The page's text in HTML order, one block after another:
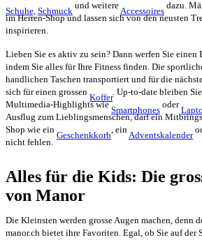
Schuhe, Schmuck
und weitere
Accessoires
dazu.
im Herren-Shop und lassen sich von den neusten
inspirieren.
Lieben Sie es aktiv zu sein? Dann werfen Sie
indem Sie alles für Ihre Fitness finden. Die
handlichen Taschen transportiert und für die
sich für einen grossen
Koffer
. Up-to-date bleiben
Multimedia-Highlights wie
Smartphones
oder
Ausflug zum Lieblingsmenschen, darf ein
Shop wie ein
Geschenkkorb
, ein
Adventskalender
nicht fehlen.
Alles für die Kids: Die
von Manor
Die Kleinsten werden grosse Augen machen, denn
manor.ch bietet ihre Favoriten. Egal, ob Sie auf der